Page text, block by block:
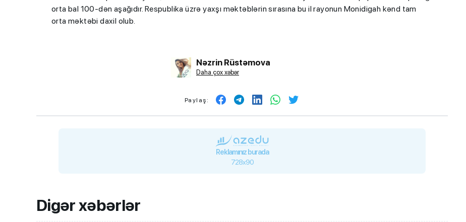
orta bal 100-dən aşağıdır. Respublika üzrə yaxşı məktəblərin sırasına bu il rayonun Monidigah kənd tam
orta məktəbi daxil olub.
Nəzrin Rüstəmova
Daha çox xəbər
Paylaş:
Reklamınız burada
728x90
Digər xəbərlər